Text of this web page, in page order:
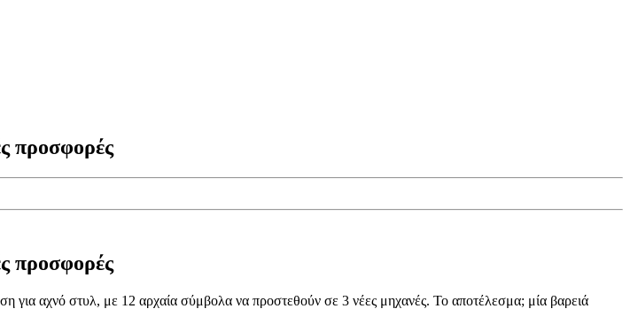
προσφορές
προσφορές
για αχνό στυλ, με 12 αρχαία σύμβολα να προστεθούν σε 3 νέες μηχανές. Το αποτέλεσμα; μία βαρειά